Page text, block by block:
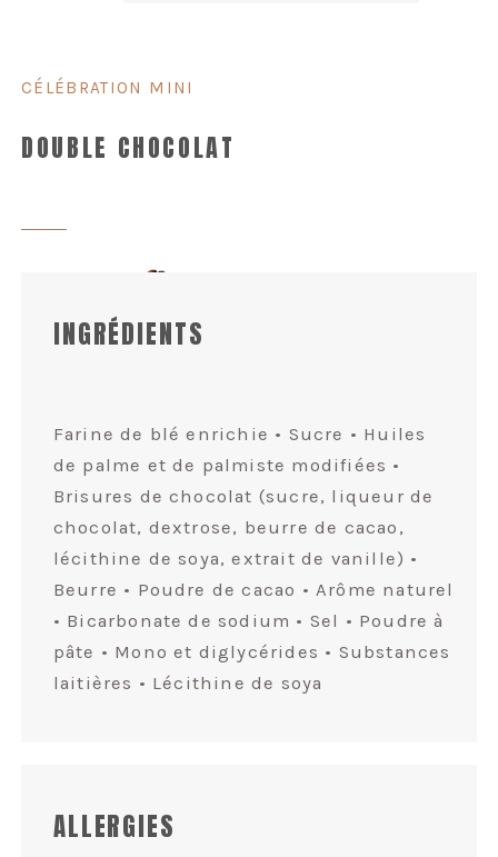
CÉLÉBRATION MINI
DOUBLE CHOCOLAT
INGRÉDIENTS
Farine de blé enrichie • Sucre • Huiles
de palme et de palmiste modifiées •
Brisures de chocolat (sucre, liqueur de
chocolat, dextrose, beurre de cacao,
lécithine de soya, extrait de vanille) •
Beurre • Poudre de cacao • Arôme naturel
• Bicarbonate de sodium • Sel • Poudre à
pâte • Mono et diglycérides • Substances
laitières • Lécithine de soya
ALLERGIES